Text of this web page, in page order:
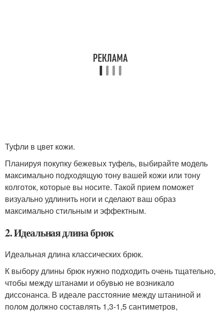
Туфли в цвет кожи.
Планируя покупку бежевых туфель, выбирайте модель
максимально подходящую тону вашей кожи или тону
колготок, которые вы носите. Такой прием поможет
визуально удлинить ноги и сделают ваш образ
максимально стильным и эффектным.
2. Идеальная длина брюк
Идеальная длина классических брюк.
К выбору длины брюк нужно подходить очень тщательно,
чтобы между штанами и обувью не возникало
диссонанса. В идеале расстояние между штаниной и
полом должно составлять 1,3-1,5 сантиметров,